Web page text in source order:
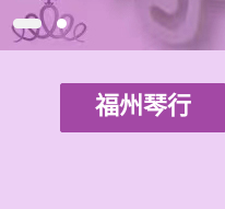
福州琴行